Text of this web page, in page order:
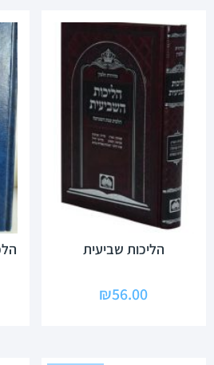
הליכות שביעית
₪56.00